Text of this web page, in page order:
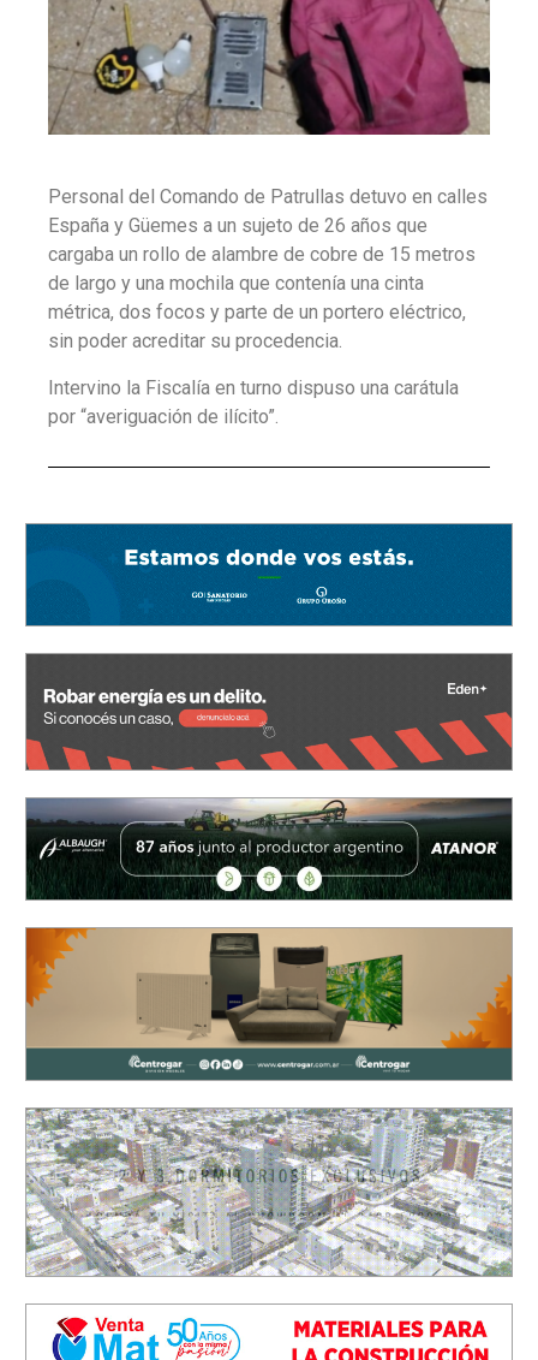
Personal del Comando de Patrullas detuvo en calles
España y Güemes a un sujeto de 26 años que
cargaba un rollo de alambre de cobre de 15 metros
de largo y una mochila que contenía una cinta
métrica, dos focos y parte de un portero eléctrico,
sin poder acreditar su procedencia.
Intervino la Fiscalía en turno dispuso una carátula
por “averiguación de ilícito”.